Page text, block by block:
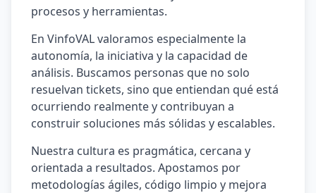
procesos y herramientas.
En VinfoVAL valoramos especialmente la
autonomía, la iniciativa y la capacidad de
análisis. Buscamos personas que no solo
resuelvan tickets, sino que entiendan qué está
ocurriendo realmente y contribuyan a
construir soluciones más sólidas y escalables.
Nuestra cultura es pragmática, cercana y
orientada a resultados. Apostamos por
metodologías ágiles, código limpio y mejora